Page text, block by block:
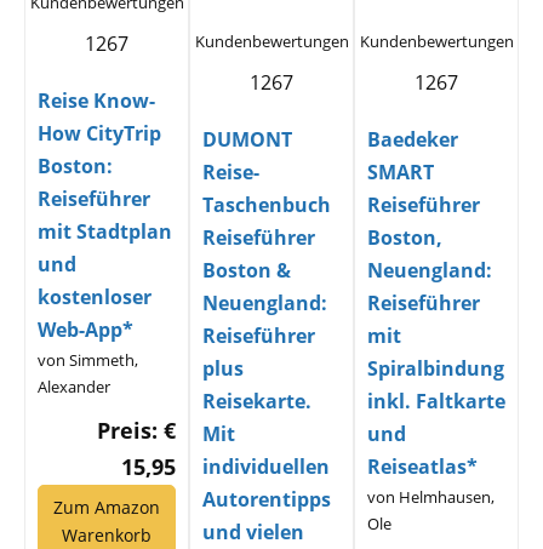
1267
Reise Know-
How CityTrip
Boston:
Reiseführer
mit Stadtplan
und
kostenloser
Web-App*
von Simmeth,
Alexander
Preis: €
15,95
Zum Amazon
Warenkorb
Kundenbewertungen
1267
DUMONT
Reise-
Taschenbuch
Reiseführer
Boston &
Neuengland:
Reiseführer
plus
Reisekarte.
Mit
individuellen
Autorentipps
und vielen
Kundenbewertungen
1267
Baedeker
SMART
Reiseführer
Boston,
Neuengland:
Reiseführer
mit
Spiralbindung
inkl. Faltkarte
und
Reiseatlas*
von Helmhausen,
Ole